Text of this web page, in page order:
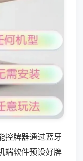
控牌器通过蓝牙
端软件预设好牌